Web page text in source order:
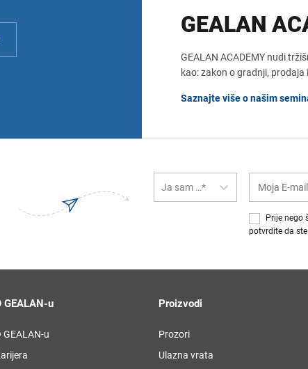
GEALAN
GEALAN ACADEMY nudi
kao: zakon o gradnji,
Saznajte više o našim
Ja sam …*
Prije nego
potvrdite da
GEALAN-u
GEALAN-u
Proizvodi
Prozori
Ulazna vrata